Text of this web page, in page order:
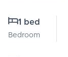
1 bed
Bedroom